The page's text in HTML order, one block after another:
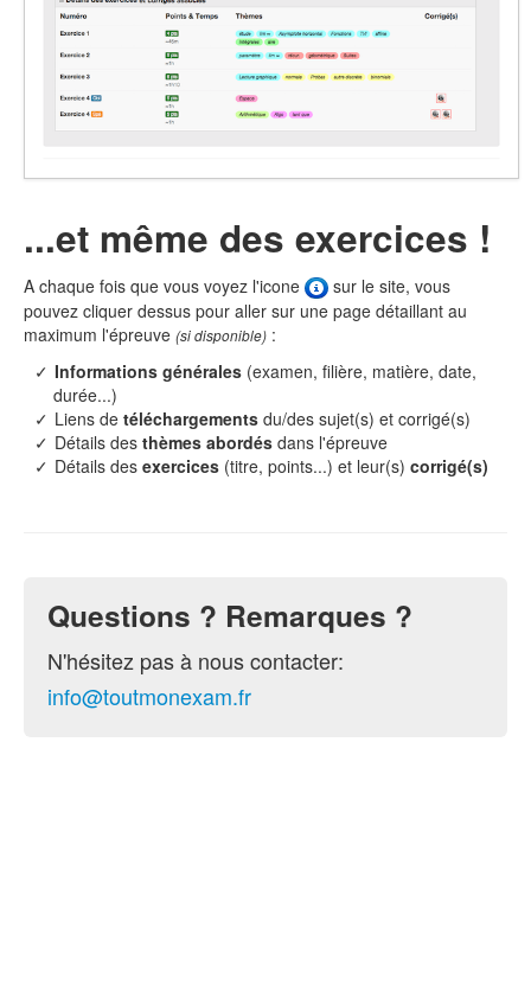
...et même des exercices !
A chaque fois que vous voyez l'icone
sur le site, vous
pouvez cliquer dessus pour aller sur une page détaillant au
maximum l'épreuve (si disponible) :
Informations générales (examen, filière, matière, date,
durée...)
Liens detéléchargements du/des sujet(s) et corrigé(s)
Détails desthèmes abordés dans l'épreuve
Détails desexercices (titre, points...) et leur(s)corrigé(s)
Questions ? Remarques ?
N'hésitez pas à nous contacter:
info@toutmonexam.fr